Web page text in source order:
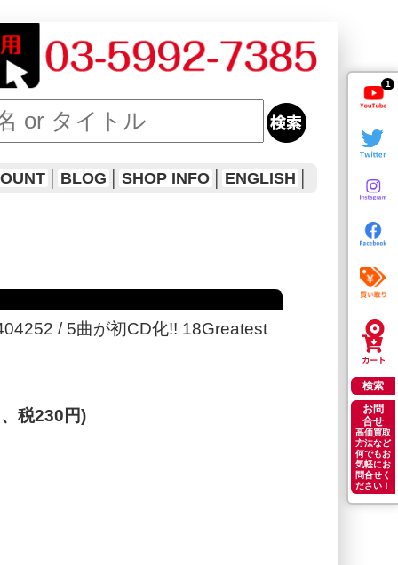
1
検索
お問
合せ
高価買取
方法など
何でもお
気軽にお
問合せく
ださい！
BLOG SHOP INFO ENGLISH
/ 5曲が初CD化!! 18Greatest
税230円)